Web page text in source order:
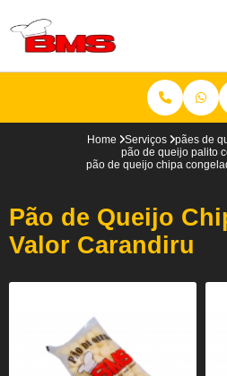
Home Serviços
pães de
pão de queijo palito
pão de queijo chipa
Pão de Queijo
Valor Carandiru